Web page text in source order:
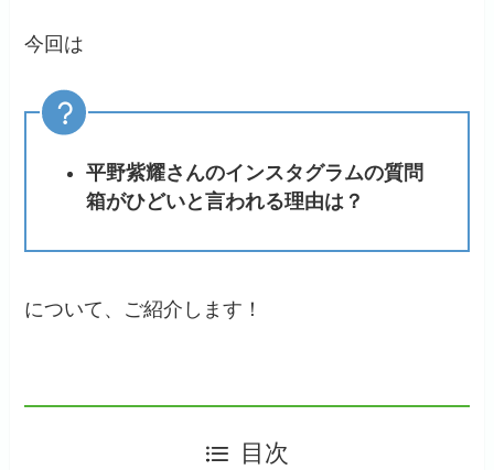
今回は
平野紫耀さんのインスタグラムの質問
箱がひどいと言われる理由は？
について、ご紹介します！
目次